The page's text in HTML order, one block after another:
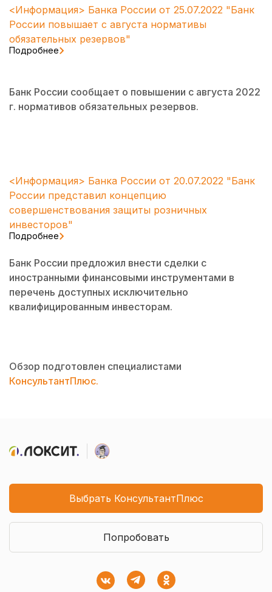
<Информация> Банка России от 25.07.2022 "Банк
России повышает с августа нормативы
обязательных резервов"
Подробнее
Банк России сообщает о повышении с августа 2022
г. нормативов обязательных резервов.
<Информация> Банка России от 20.07.2022 "Банк
России представил концепцию
совершенствования защиты розничных
инвесторов"
Подробнее
Банк России предложил внести сделки с
иностранными финансовыми инструментами в
перечень доступных исключительно
квалифицированным инвесторам.
Обзор подготовлен специалистами
КонсультантПлюс.
Выбрать КонсультантПлюс
Попробовать